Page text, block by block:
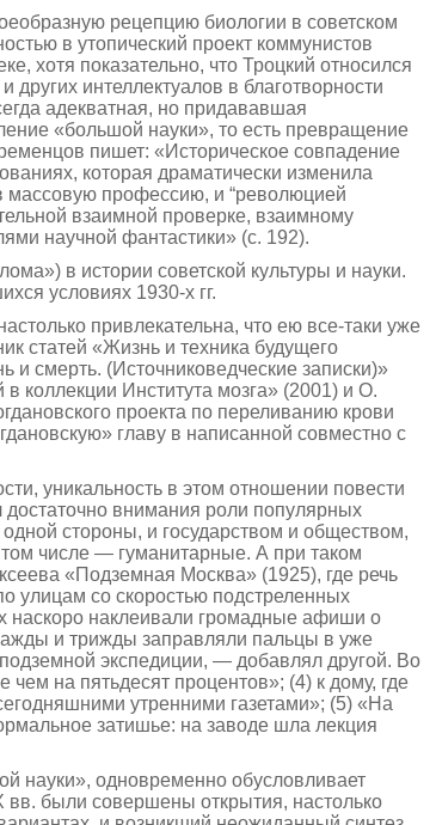
рецепцию биологии в советском
в утопический проект коммунистов
хотя показательно, что Троцкий относился
интеллектуалов в благотворности
адекватная, но придававшая
«большой науки», то есть превращение
пишет: «Историческое совпадение
которая драматически изменила
массовую профессию, и “революцией
взаимной проверке, взаимному
научной фантастики» (с. 192).
в истории советской культуры и науки.
условиях 1930-х гг.
привлекательна, что ею все-таки уже
статей «Жизнь и техника будущего
смерть. (Источниковедческие записки)»
коллекции Института мозга» (2001) и О.
проекта по переливанию крови
главу в написанной совместно с
уникальность в этом отношении повести
достаточно внимания роли популярных
стороны, и государством и обществом,
том числе — гуманитарные. А при таком
«Подземная Москва» (1925), где речь
улицам со скоростью подстреленных
наскоро наклеивали громадные афиши о
и трижды заправляли пальцы в уже
экспедиции, — добавлял другой. Во
на пятьдесят процентов»; (4) к дому, где
утренними газетами»; (5) «На
затишье: на заводе шла лекция
науки», одновременно обусловливает
были совершены открытия, настолько